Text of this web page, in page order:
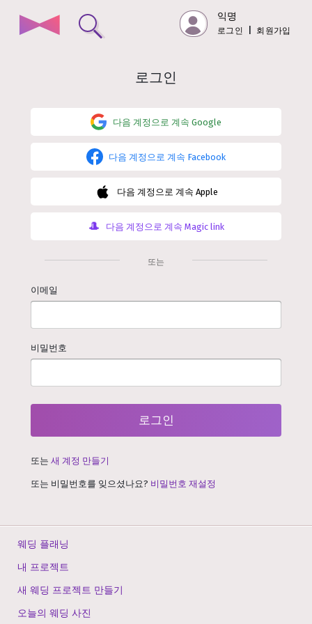
익명
로그인 회원가입
로그인
다음 계정으로 계속 Google
다음 계정으로 계속 Facebook
다음 계정으로 계속 Apple
다음 계정으로 계속 Magic link
또는
이메일
비밀번호
로그인
또는 새 계정 만들기
또는 비밀번호를 잊으셨나요? 비밀번호 재설정
웨딩 플래닝
내 프로젝트
새 웨딩 프로젝트 만들기
오늘의 웨딩 사진